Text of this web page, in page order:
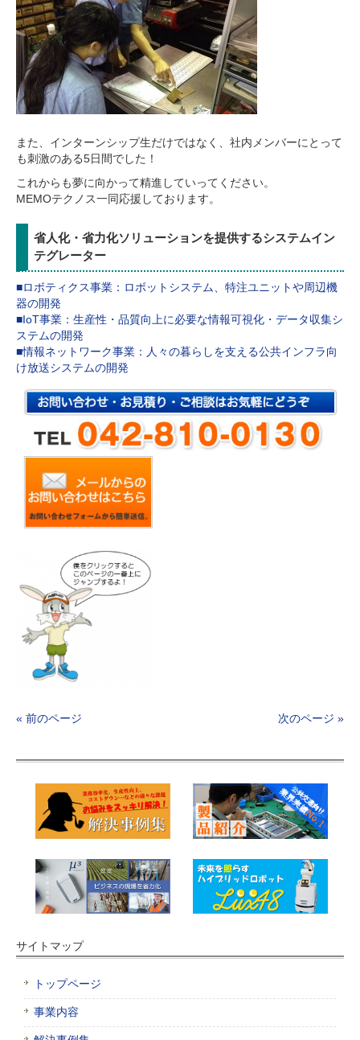
また、インターンシップ生だけではなく、社内メンバーにとって
も刺激のある5日間でした！
これからも夢に向かって精進していってください。
MEMOテクノス一同応援しております。
省人化・省力化ソリューションを提供するシステムイン
テグレーター
■ロボティクス事業：ロボットシステム、特注ユニットや周辺機
器の開発
■IoT事業：生産性・品質向上に必要な情報可視化・データ収集シ
ステムの開発
■情報ネットワーク事業：人々の暮らしを支える公共インフラ向
け放送システムの開発
« 前のページ 次のページ »
サイトマップ
トップページ
事業内容